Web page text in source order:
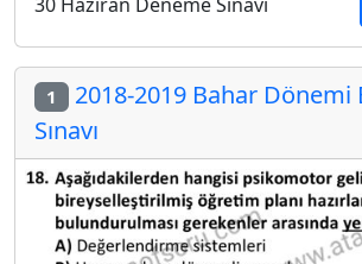
1 2018-2019 Bahar Dönemi
Sınavı